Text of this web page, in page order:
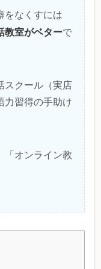
をなくすには
教室がベターで
スクール（実店
力習得の手助け
「オンライン教